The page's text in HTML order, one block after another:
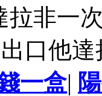
拉非一
口他
一盒|